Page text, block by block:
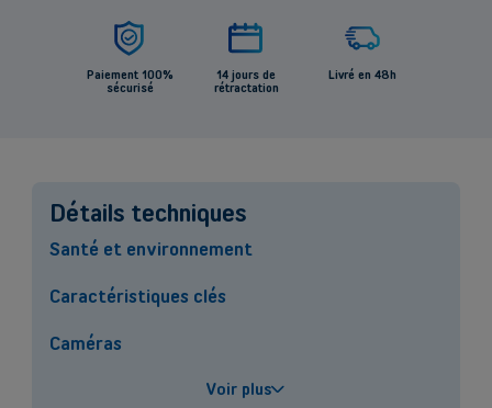
Indépendants et PMEs
Solutions de téléphonie mobile, fibre, centrale téléphonique et bien
Découvrir nos services
Paiement 100%
sécurisé
14 jours de
rétractation
Livré en 48h
Détails techniques
Santé et environnement
Caractéristiques clés
Caméras
Voir plus